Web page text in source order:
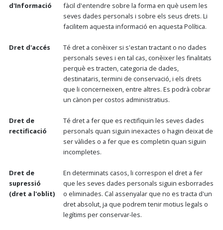
d'Informació
fàcil d'entendre sobre la forma en què usem les
seves dades personals i sobre els seus drets. Li
facilitem aquesta informació en aquesta Política.
Dret d'accés
Té dret a conèixer si s'estan tractant o no dades
personals seves i en tal cas, conèixer les finalitats
perquè es tracten, categoria de dades,
destinataris, termini de conservació, i els drets
que li concerneixen, entre altres. Es podrà cobrar
un cànon per costos administratius.
Dret de
rectificació
Té dret a fer que es rectifiquin les seves dades
personals quan siguin inexactes o hagin deixat de
ser vàlides o a fer que es completin quan siguin
incompletes.
Dret de
supressió
(dret a l'oblit)
En determinats casos, li correspon el dret a fer
que les seves dades personals siguin esborrades
o eliminades. Cal assenyalar que no es tracta d'un
dret absolut, ja que podrem tenir motius legals o
legítims per conservar-les.